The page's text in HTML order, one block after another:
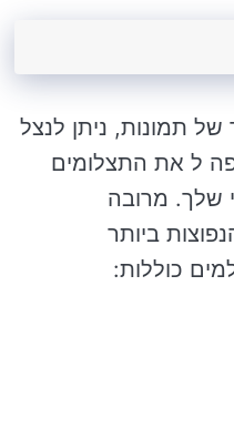
תמונות, ניתן לנצל
ל את התצלומים
שלך. מרובה
ביותר
כוללות: